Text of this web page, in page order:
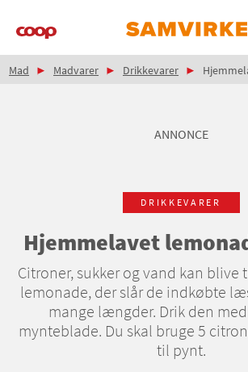
Main
Brødkrumme
Mad Madvarer Drikkevarer
ANNONCE
DRIKKEVARER
Hjemmelavet
Citroner, sukker og vand kan
lemonade, der slår de indkøbte
mange længder. Drik den
mynteblade. Du skal bruge 5
til pynt.